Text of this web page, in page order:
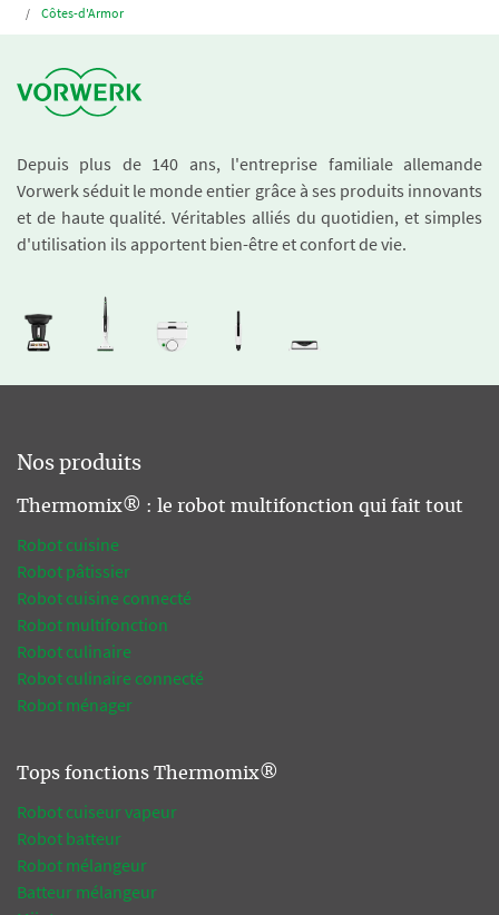
Côtes-d'Armor
Depuis plus de 140 ans, l'entreprise familiale allemande
Vorwerk séduit le monde entier grâce à ses produits innovants
et de haute qualité. Véritables alliés du quotidien, et simples
d'utilisation ils apportent bien-être et confort de vie.
Nos produits
Thermomix® : le robot multifonction qui fait tout
Robot cuisine
Robot pâtissier
Robot cuisine connecté
Robot multifonction
Robot culinaire
Robot culinaire connecté
Robot ménager
Tops fonctions Thermomix®
Robot cuiseur vapeur
Robot batteur
Robot mélangeur
Batteur mélangeur